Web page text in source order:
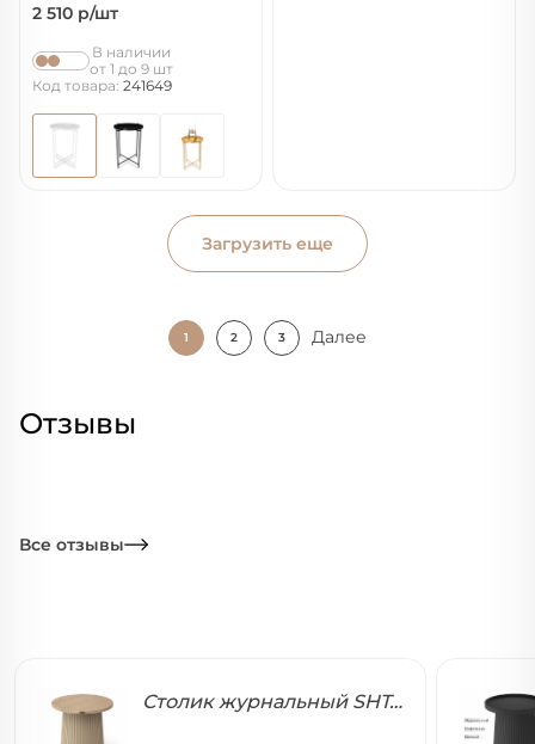
2 510 р/шт
В наличии
от 1 до 9 шт
Код товара: 241649
Загрузить еще
1 2 3 Далее
Отзывы
Все отзывы
Столик журнальный SHT-CT100